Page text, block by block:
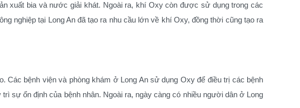
xuất bia và nước giải khát. Ngoài ra, khí Oxy còn được sử dụng trong các
nghiệp tại Long An đã tạo ra nhu cầu lớn về khí Oxy, đồng thời cũng tạo ra
Các bệnh viện và phòng khám ở Long An sử dụng Oxy để điều trị các bệnh
sự ổn định của bệnh nhân. Ngoài ra, ngày càng có nhiều người dân ở Long